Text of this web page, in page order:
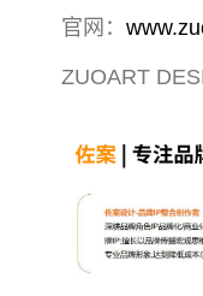
官网：
ZUOART